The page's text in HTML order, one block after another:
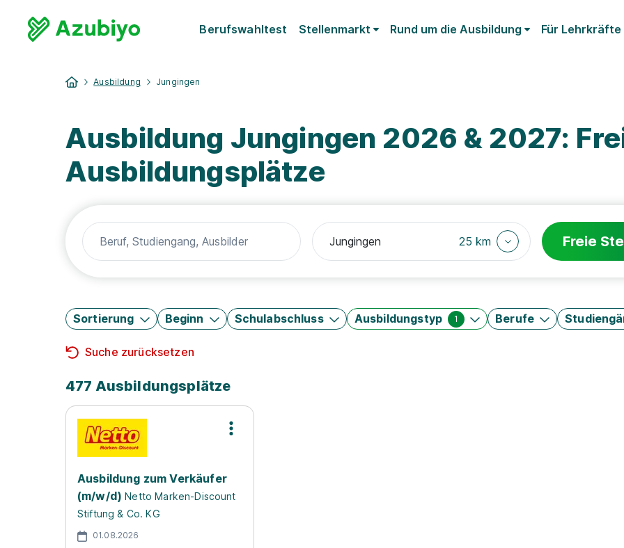
Berufswahltest Stellenmarkt Rund um die Ausbildung Für Lehrkräfte
Ausbildung Jungingen
Ausbildung Jungingen 2026 & 2027:
Ausbildungsplätze
25 km Freie
Sortierung Beginn Schulabschluss Ausbildungstyp 1 Berufe
Suche zurücksetzen
477 Ausbildungsplätze
Ausbildung zum Verkäufer
(m/w/d) Netto Marken-Discount
Stiftung & Co. KG
01.08.2026